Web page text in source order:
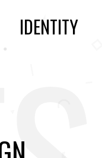
IDENTITY